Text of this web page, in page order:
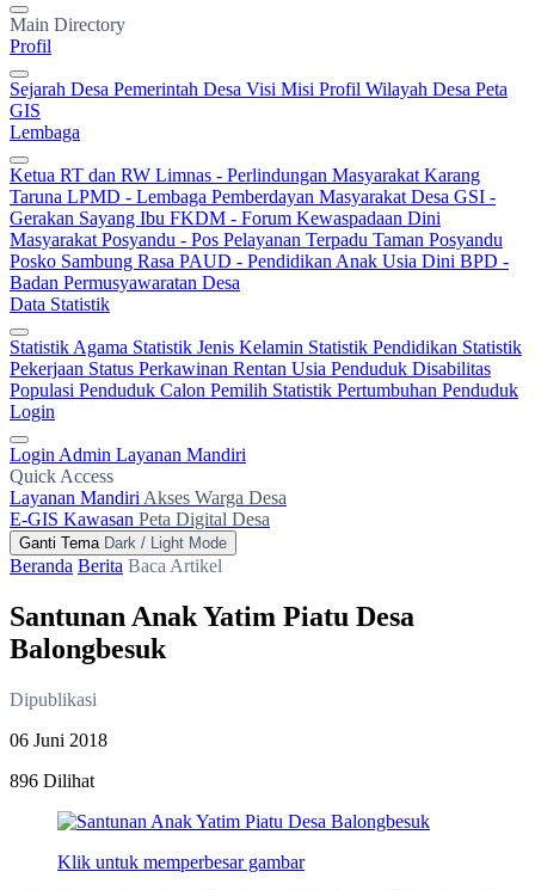
Main Directory
Profil
Sejarah Desa Pemerintah Desa Visi Misi Profil Wilayah Desa Peta
GIS
Lembaga
Ketua RT dan RW Limnas - Perlindungan Masyarakat Karang
Taruna LPMD - Lembaga Pemberdayan Masyarakat Desa GSI -
Gerakan Sayang Ibu FKDM - Forum Kewaspadaan Dini
Masyarakat Posyandu - Pos Pelayanan Terpadu Taman Posyandu
Posko Sambung Rasa PAUD - Pendidikan Anak Usia Dini BPD -
Badan Permusyawaratan Desa
Data Statistik
Statistik Agama Statistik Jenis Kelamin Statistik Pendidikan Statistik
Pekerjaan Status Perkawinan Rentan Usia Penduduk Disabilitas
Populasi Penduduk Calon Pemilih Statistik Pertumbuhan Penduduk
Login
Login Admin Layanan Mandiri
Quick Access
Layanan Mandiri Akses Warga Desa
E-GIS Kawasan Peta Digital Desa
Ganti Tema Dark / Light Mode
Beranda Berita Baca Artikel
Santunan Anak Yatim Piatu Desa
Balongbesuk
Dipublikasi
06 Juni 2018
896 Dilihat
Klik untuk memperbesar gambar